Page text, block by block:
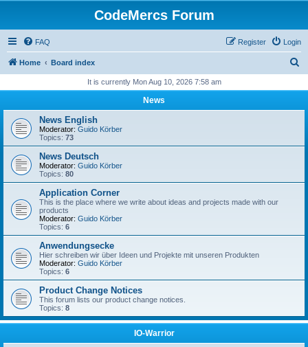
CodeMercs Forum
FAQ Login
Register
Home Board index
r
h
It is currently Mon Aug 10, 2026 7:58 am
News
News English
Moderator: Guido Körber
Topics: 73
News Deutsch
Moderator: Guido Körber
Topics: 80
Application Corner
This is the place where we write about ideas and projects made with our
products
Moderator: Guido Körber
Topics: 6
Anwendungsecke
Hier schreiben wir über Ideen und Projekte mit unseren Produkten
Moderator: Guido Körber
Topics: 6
Product Change Notices
This forum lists our product change notices.
Topics: 8
IO-Warrior